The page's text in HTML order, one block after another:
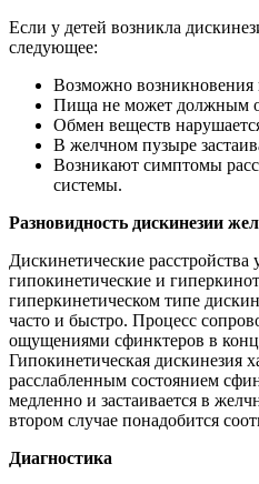
Если у детей возникла
следующее:
Возможно возникновения
Пища не может должным
Обмен веществ
В желчном пузыре
Возникают симптомы
системы.
Разновидность дискинезии
Дискинетические
гипокинетические и
гиперкинетическом типе
часто и быстро. Процесс
ощущениями сфинктеров в
Гипокинетическая дискинезия
расслабленным состоянием
медленно и застаивается в
втором случае понадобится
Диагностика